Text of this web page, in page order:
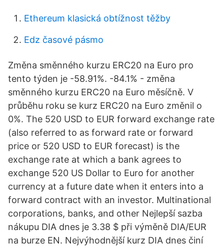
Ethereum klasická obtížnost těžby
Edz časové pásmo
Změna směnného kurzu ERC20 na Euro pro
tento týden je -58.91%. -84.1% - změna
směnného kurzu ERC20 na Euro měsíčně. V
průběhu roku se kurz ERC20 na Euro změnil o
0%. The 520 USD to EUR forward exchange rate
(also referred to as forward rate or forward
price or 520 USD to EUR forecast) is the
exchange rate at which a bank agrees to
exchange 520 US Dollar to Euro for another
currency at a future date when it enters into a
forward contract with an investor. Multinational
corporations, banks, and other Nejlepší sazba
nákupu DIA dnes je 3.38 $ při výměně DIA/EUR
na burze EN. Nejvýhodnější kurz DIA dnes činí